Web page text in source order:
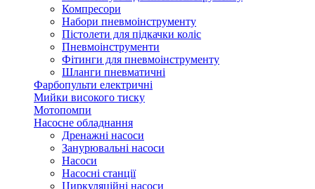
Компресори
Набори пневмоінструменту
Пістолети для підкачки коліс
Пневмоінструменти
Фітинги для пневмоінструменту
Шланги пневматичні
Фарбопульти електричні
Мийки високого тиску
Мотопомпи
Насосне обладнання
Дренажні насоси
Занурювальні насоси
Насоси
Насосні станції
Циркуляційні насоси